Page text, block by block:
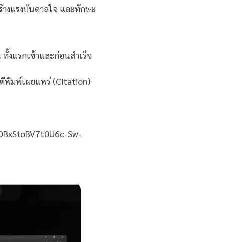
งแรงบันดาลใจ และทักษะ
งแรกเข้าและก่อนสำเร็จ
ตีพิมพ์เผยแพร่ (Citation)
Sw-